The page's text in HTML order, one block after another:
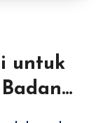
untuk